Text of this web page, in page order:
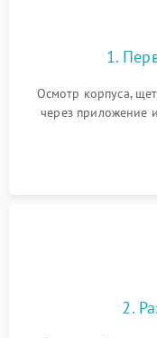
1.
Осмотр корпуса,
через приложение
аккумулятора и
Оценка работы
2.